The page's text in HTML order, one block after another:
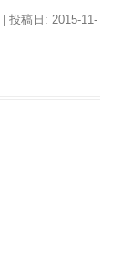
| 投稿日: 2015-11-